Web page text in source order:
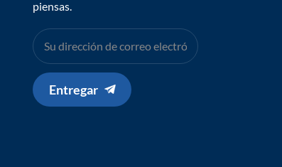
piensas.
Entregar